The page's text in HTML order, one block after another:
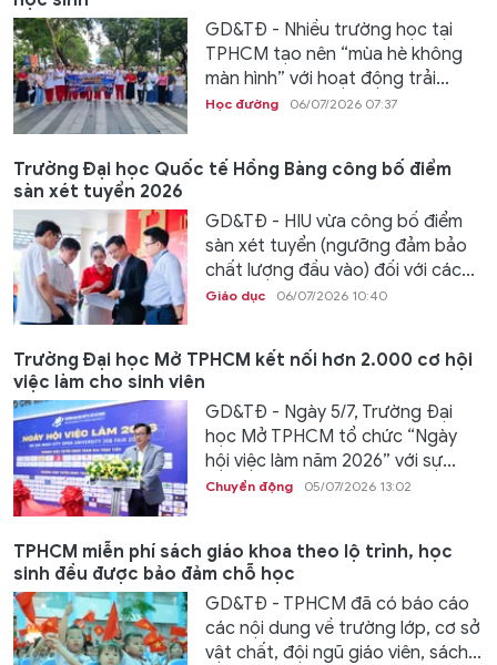
GD&TĐ - Nhiều trường học tại
TPHCM tạo nên “mùa hè không
màn hình” với hoạt động trải...
Học đường 06/07/2026 07:37
Trường Đại học Quốc tế Hồng Bàng công bố điểm
sàn xét tuyển 2026
GD&TĐ - HIU vừa công bố điểm
sàn xét tuyển (ngưỡng đảm bảo
chất lượng đầu vào) đối với các...
Giáo dục 06/07/2026 10:40
Trường Đại học Mở TPHCM kết nối hơn 2.000 cơ hội
việc làm cho sinh viên
GD&TĐ - Ngày 5/7, Trường Đại
học Mở TPHCM tổ chức “Ngày
hội việc làm năm 2026” với sự...
Chuyển động 05/07/2026 13:02
TPHCM miễn phí sách giáo khoa theo lộ trình, học
sinh đều được bảo đảm chỗ học
GD&TĐ - TPHCM đã có báo cáo
các nội dung về trường lớp, cơ sở
vật chất, đội ngũ giáo viên, sách...